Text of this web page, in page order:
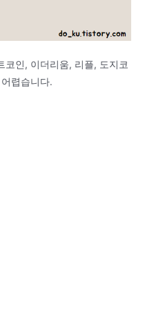
코인, 이더리움, 리플, 도지코
렵습니다.